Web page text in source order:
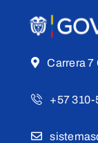
Carrera 7
+57